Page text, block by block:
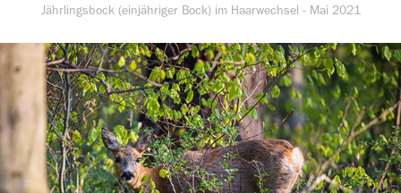
Jährlingsbock (einjähriger Bock) im Haarwechsel - Mai 2021